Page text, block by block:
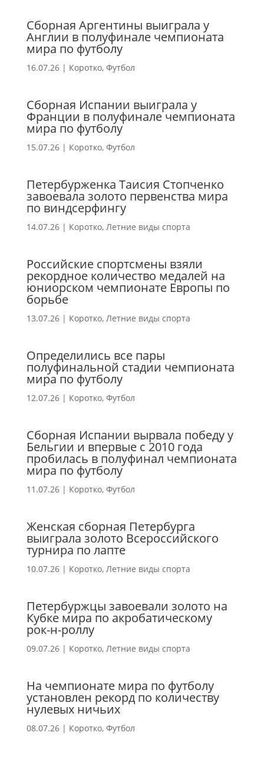
Сборная Аргентины выиграла у
Англии в полуфинале чемпионата
мира по футболу
16.07.26| Коротко, Футбол
Сборная Испании выиграла у
Франции в полуфинале чемпионата
мира по футболу
15.07.26| Коротко, Футбол
Петербурженка Таисия Стопченко
завоевала золото первенства мира
по виндсерфингу
14.07.26| Коротко, Летние виды спорта
Российские спортсмены взяли
рекордное количество медалей на
юниорском чемпионате Европы по
борьбе
13.07.26| Коротко, Летние виды спорта
Определились все пары
полуфинальной стадии чемпионата
мира по футболу
12.07.26| Коротко, Футбол
Сборная Испании вырвала победу у
Бельгии и впервые с 2010 года
пробилась в полуфинал чемпионата
мира по футболу
11.07.26| Коротко, Футбол
Женская сборная Петербурга
выиграла золото Всероссийского
турнира по лапте
10.07.26| Коротко, Летние виды спорта
Петербуржцы завоевали золото на
Кубке мира по акробатическому
рок-н-роллу
09.07.26| Коротко, Летние виды спорта
На чемпионате мира по футболу
установлен рекорд по количеству
нулевых ничьих
08.07.26| Коротко, Футбол